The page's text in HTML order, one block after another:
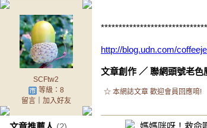
SCFtw2
等級：8
留言｜ 加入好友
http://blog.udn.com/
文章創作 ／ 聯網頭號老色
☆ 本網誌文章 歡迎會員回應唷!
媽媽咪呀！救命